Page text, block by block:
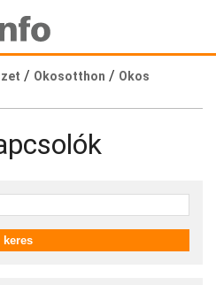
/ Okosotthon / Okos